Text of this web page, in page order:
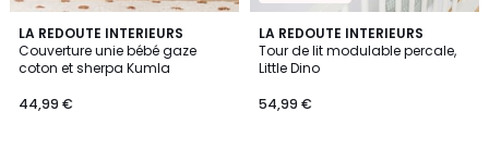
LA REDOUTE INTERIEURS
Couverture unie bébé gaze
coton et sherpa Kumla
44,99 €
4,1
/ 5
LA REDOUTE INTERIEURS
Tour de lit modulable percale,
Little Dino
54,99 €